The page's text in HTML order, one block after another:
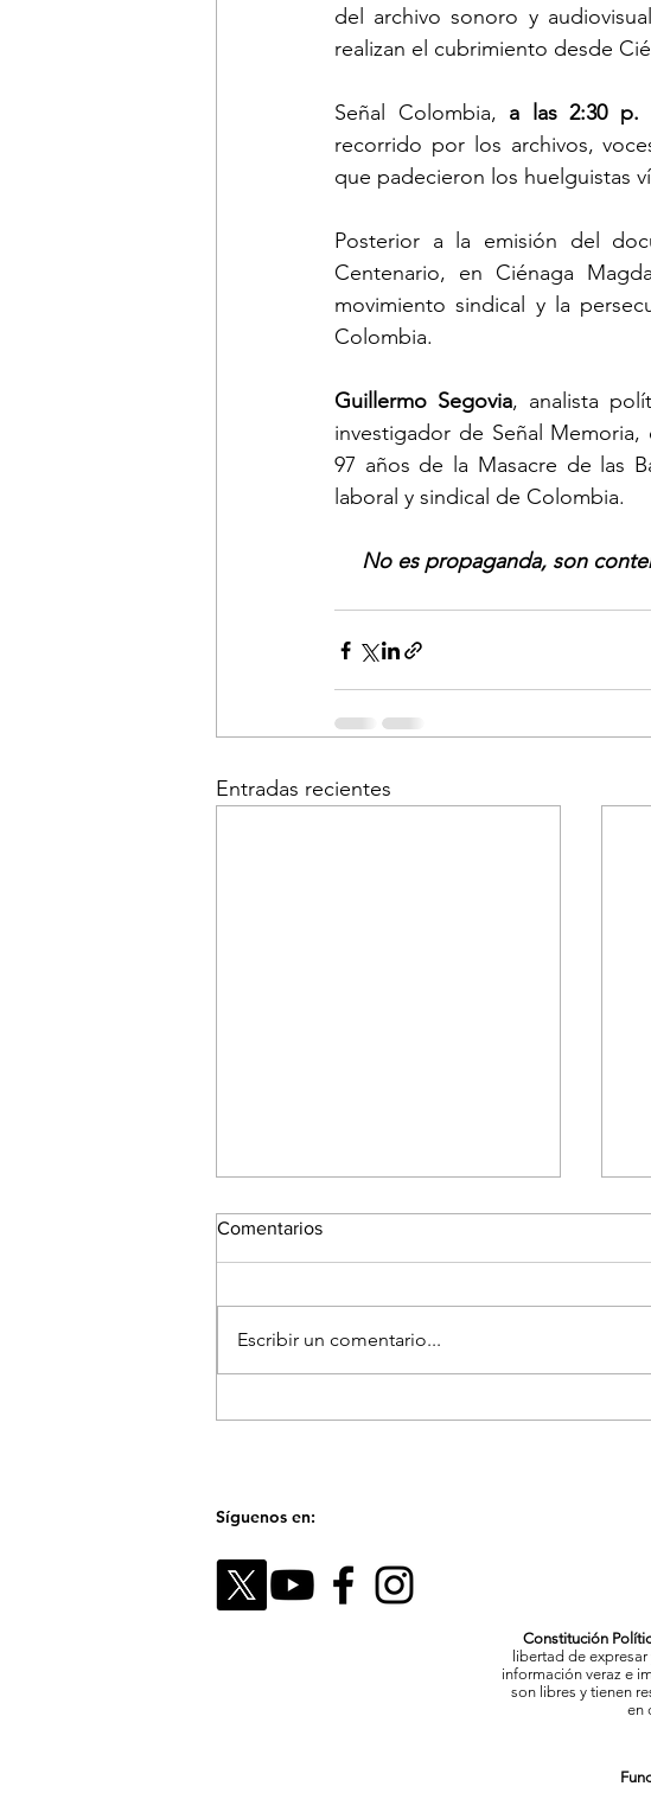
del archivo sonoro y
realizan el cubrimiento desde
Señal Colombia, a las 2:30 p.
recorrido por los archivos,
que padecieron los huelguistas
Posterior a la emisión del
Centenario, en Ciénaga
movimiento sindical y la
Colombia.
Guillermo Segovia, analista
investigador de Señal
97 años de la Masacre de las
laboral y sindical de Colombia.
No es propaganda, son
Entradas recientes
Comentarios
Escribir un comentario...
Síguenos en:
Constitución
libertad de
información veraz e
son libres y tienen
en